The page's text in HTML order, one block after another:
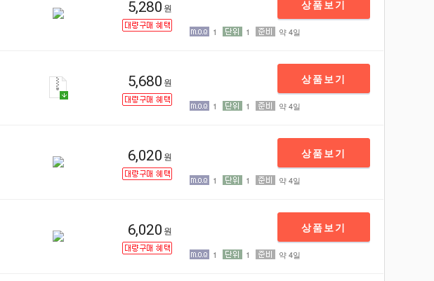
5,280 원 상품보기
1 1 약 4일
5,680 원 상품보기
1 1 약 4일
6,020 원 상품보기
1 1 약 4일
6,020 원 상품보기
1 1 약 4일